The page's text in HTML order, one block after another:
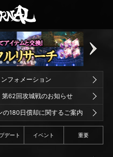
フォメーション
第62回攻城戦のお知らせ
の180日償却に関するご案内
デート イベント 重要